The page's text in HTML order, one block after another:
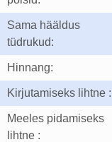
Sama hääldus
tüdrukud:
Hinnang:
Kirjutamiseks lihtne :
Meeles pidamiseks
lihtne :